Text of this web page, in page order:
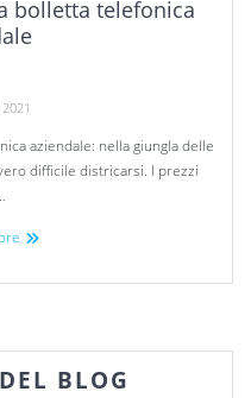
bolletta telefonica
aziendale: nella giungla delle
difficile districarsi. I prezzi
BLOG